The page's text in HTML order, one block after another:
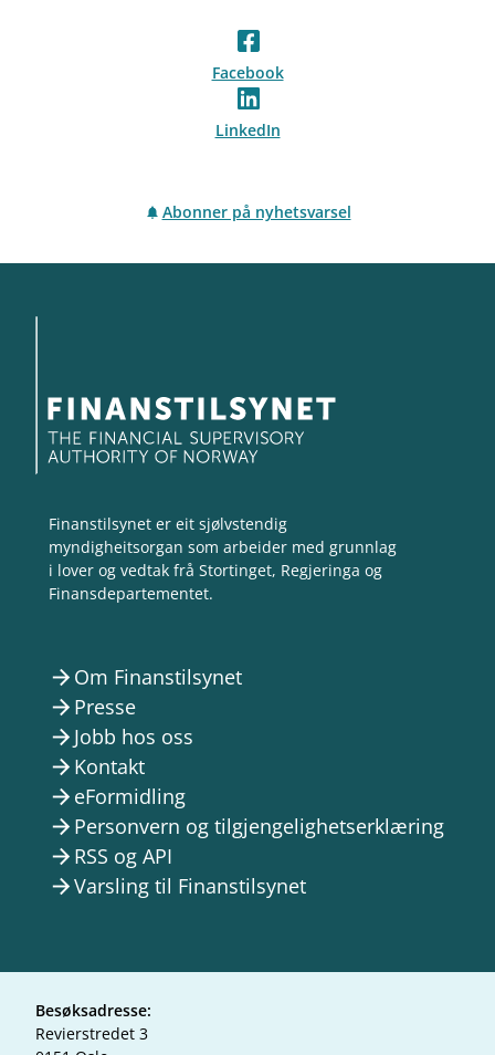
Facebook
LinkedIn
Abonner på nyhetsvarsel
Finanstilsynet er eit sjølvstendig
myndigheitsorgan som arbeider med grunnlag
i lover og vedtak frå Stortinget, Regjeringa og
Finansdepartementet.
arrow_forward Om Finanstilsynet
arrow_forward Presse
arrow_forward Jobb hos oss
arrow_forward Kontakt
arrow_forward eFormidling
arrow_forward Personvern og tilgjengelighetserklæring
arrow_forward RSS og API
arrow_forwardVarsling til Finanstilsynet
Besøksadresse:
Revierstredet 3